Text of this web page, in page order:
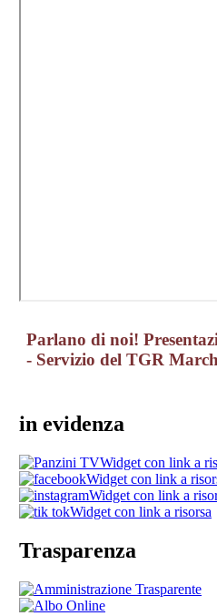
Parlano di noi!
- Servizio del TGR
in evidenza
Widget con link a
Widget con link a
Widget con link a
Widget con link a risorsa
Trasparenza